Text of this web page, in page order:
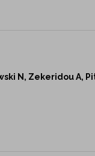
N, Zekeridou A,